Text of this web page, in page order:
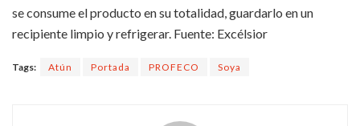
se consume el producto en su totalidad, guardarlo en un
recipiente limpio y refrigerar. Fuente: Excélsior
Tags: Atún Portada PROFECO Soya